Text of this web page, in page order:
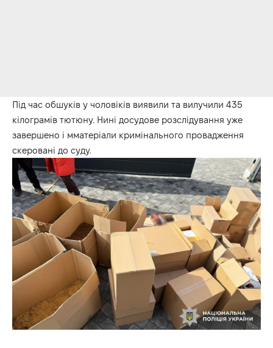
Під час обшуків у чоловіків виявили та вилучили 435
кілограмів тютюну. Нині досудове розслідування уже
завершено і мматеріали кримінального провадження
скеровані до суду.